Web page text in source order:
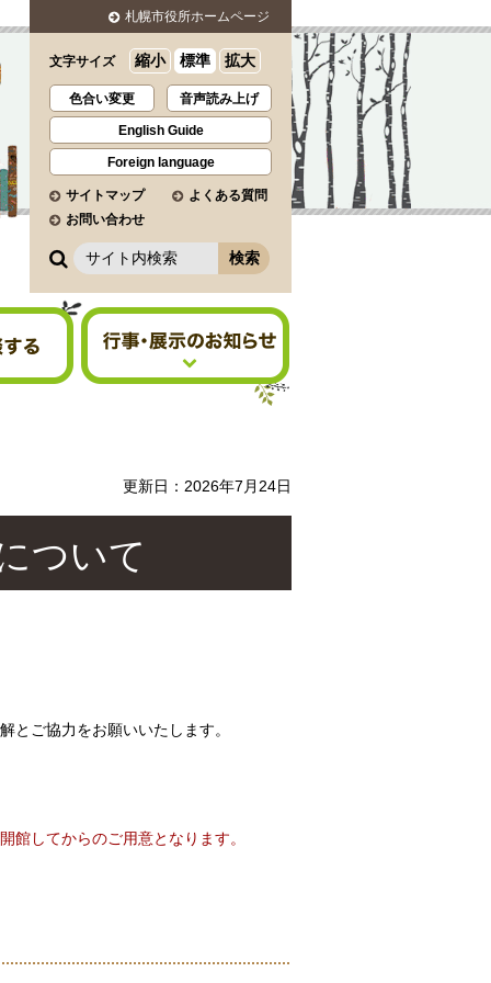
札幌市役所ホームページ
文字サイズ 縮小 標準 拡大
色合い変更 音声読み上げ
English Guide
Foreign language
サイトマップ
よくある質問
お問い合わせ
サ
ト
内
行事・展示のお知らせ
更新日：2026年7月24日
ついて
とご協力をお願いいたします。
してからのご用意となります。